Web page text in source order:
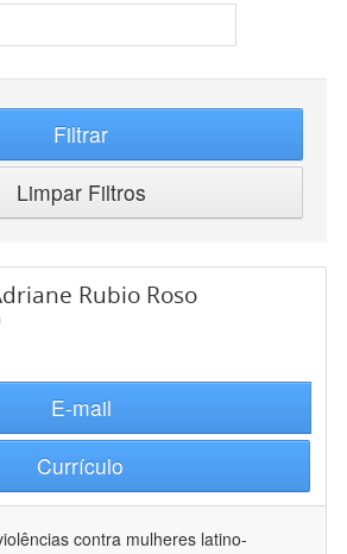
Filtrar
Limpar Filtros
Rubio Roso
E-mail
Currículo
contra mulheres latino-